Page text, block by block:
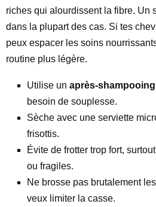
riches qui alourdissent la fibre. Un
dans la plupart des cas. Si tes
peux espacer les soins
routine plus légère.
Utilise un après-
besoin de souplesse.
Sèche avec une serviette
frisottis.
Évite de frotter trop fort,
ou fragiles.
Ne brosse pas brutalement
veux limiter la casse.